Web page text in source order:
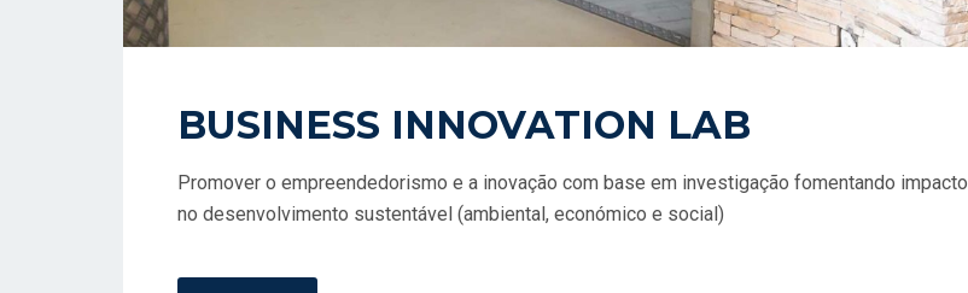
BUSINESS INNOVATION LAB
Promover o empreendedorismo e a inovação com base em investigação fomentando impacto
no desenvolvimento sustentável (ambiental, económico e social)